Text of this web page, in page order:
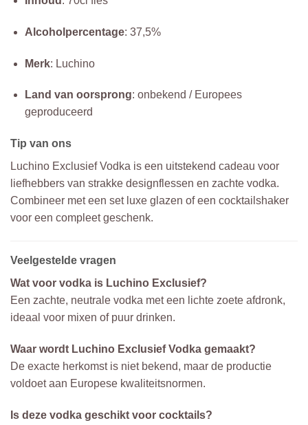
Alcoholpercentage: 37,5%
Merk: Luchino
Land van oorsprong: onbekend / Europees
geproduceerd
Tip van ons
Luchino Exclusief Vodka is een uitstekend cadeau voor
liefhebbers van strakke designflessen en zachte vodka.
Combineer met een set luxe glazen of een cocktailshaker
voor een compleet geschenk.
Veelgestelde vragen
Wat voor vodka is Luchino Exclusief?
Een zachte, neutrale vodka met een lichte zoete afdronk,
ideaal voor mixen of puur drinken.
Waar wordt Luchino Exclusief Vodka gemaakt?
De exacte herkomst is niet bekend, maar de productie
voldoet aan Europese kwaliteitsnormen.
Is deze vodka geschikt voor cocktails?